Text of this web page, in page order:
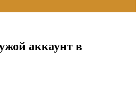
аккаунт в